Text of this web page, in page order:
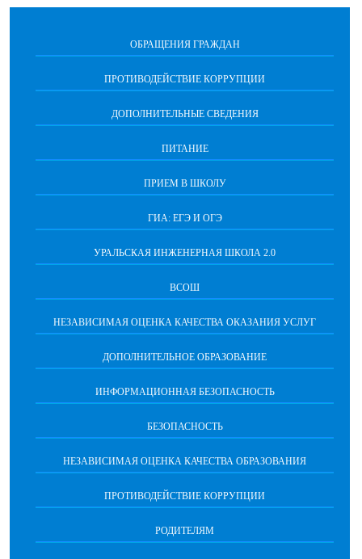
ОБРАЩЕНИЯ ГРАЖДАН
ПРОТИВОДЕЙСТВИЕ КОРРУПЦИИ
ДОПОЛНИТЕЛЬНЫЕ СВЕДЕНИЯ
ПИТАНИЕ
ПРИЕМ В ШКОЛУ
ГИА: ЕГЭ И ОГЭ
УРАЛЬСКАЯ ИНЖЕНЕРНАЯ ШКОЛА 2.0
ВСОШ
НЕЗАВИСИМАЯ ОЦЕНКА КАЧЕСТВА ОКАЗАНИЯ УСЛУГ
ДОПОЛНИТЕЛЬНОЕ ОБРАЗОВАНИЕ
ИНФОРМАЦИОННАЯ БЕЗОПАСНОСТЬ
БЕЗОПАСНОСТЬ
НЕЗАВИСИМАЯ ОЦЕНКА КАЧЕСТВА ОБРАЗОВАНИЯ
ПРОТИВОДЕЙСТВИЕ КОРРУПЦИИ
РОДИТЕЛЯМ